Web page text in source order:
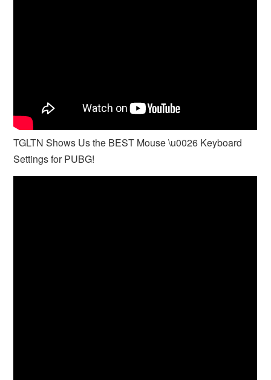
TGLTN Shows Us the BEST Mouse \u0026 Keyboard
Settings for PUBG!